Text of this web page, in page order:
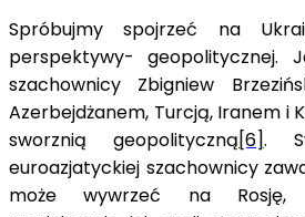
Spróbujmy spojrzeć na
perspektywy- geopolitycznej.
szachownicy Zbigniew
Azerbejdżanem, Turcją, Iranem i
sworznią geopolityczną[6].
euroazjatyckiej szachownicy
może wywrzeć na Rosję,